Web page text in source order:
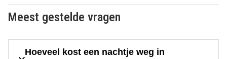
Meest gestelde vragen
Hoeveel kost een nachtje weg in